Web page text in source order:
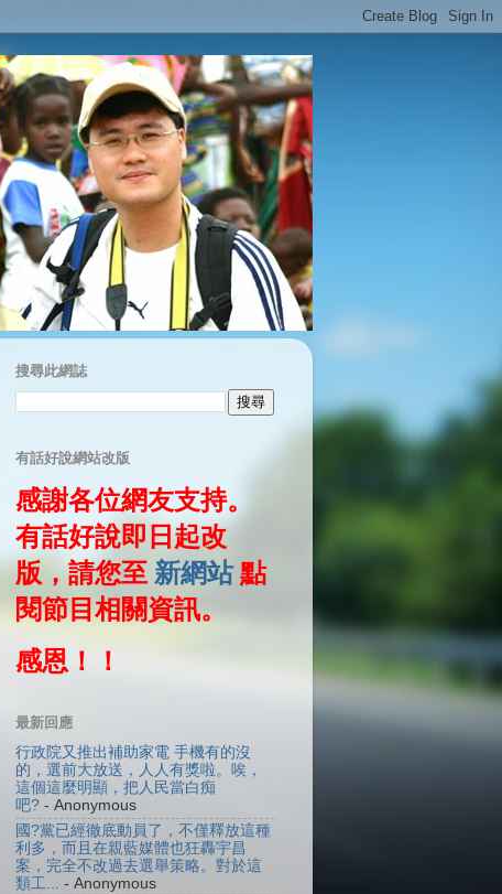
搜尋此網誌
有話好說網站改版
感謝各位網友支持。
有話好說即日起改
版，請您至 新網站點
閱節目相關資訊。
感恩！！
最新回應
行政院又推出補助家電 手機有的沒
的，選前大放送，人人有獎啦。唉，
這個這麼明顯，把人民當白痴
吧? - Anonymous
國?黨已經徹底動員了，不僅釋放這種
利多，而且在親藍媒體也狂轟宇昌
案，完全不改過去選舉策略。對於這
類工... - Anonymous